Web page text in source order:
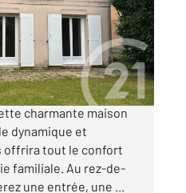
€
à le plaisir de vous
charmante maison
dynamique et
offrira tout le confort
familiale. Au rez-de-
une entrée, une ...